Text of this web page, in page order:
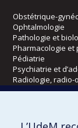
Obstétrique-
Ophtalmologie
Pathologie et
Pharmacologie et
Pédiatrie
Psychiatrie et
Radiologie,